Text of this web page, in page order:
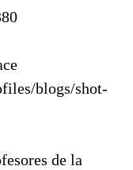
blogs/shot-
de la